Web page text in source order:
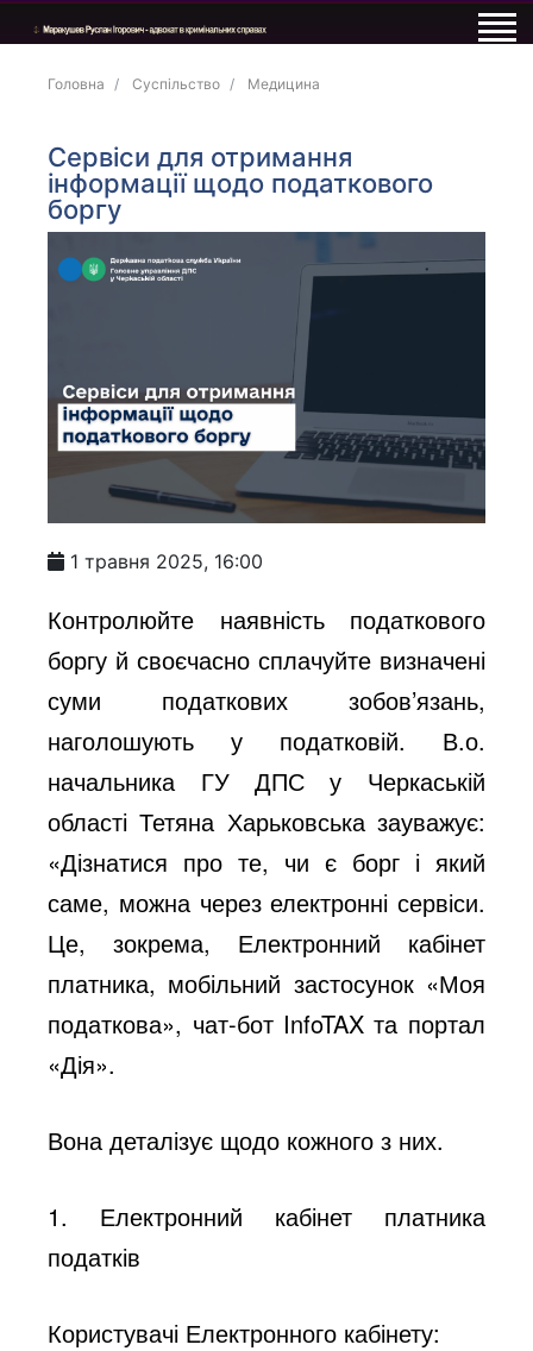
Головна Суспільство Медицина
Сервіси для отримання
інформації щодо податкового
боргу
1 травня 2025, 16:00
Контролюйте наявність податкового
боргу й своєчасно сплачуйте визначені
суми податкових зобов’язань,
наголошують у податковій. В.о.
начальника ГУ ДПС у Черкаській
області Тетяна Харьковська зауважує:
«Дізнатися про те, чи є борг і який
саме, можна через електронні сервіси.
Це, зокрема, Електронний кабінет
платника, мобільний застосунок «Моя
податкова», чат-бот InfoTAX та портал
«Дія».
Вона деталізує щодо кожного з них.
1. Електронний кабінет платника
податків
Користувачі Електронного кабінету: